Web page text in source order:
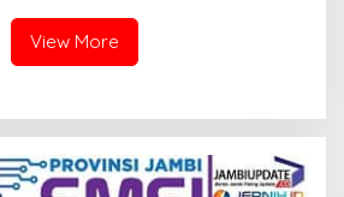
View More